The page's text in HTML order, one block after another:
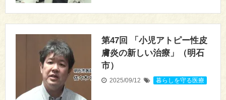
第47回 「小児アトピー性皮
膚炎の新しい治療」（明石
市）
2025/09/12 暮らしを守る医療